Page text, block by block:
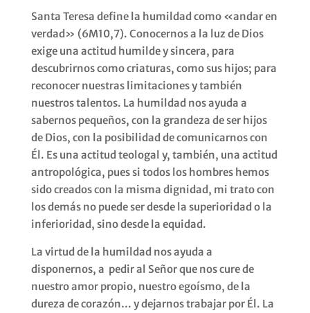
Santa Teresa define la humildad como «andar en
verdad» (6M10,7). Conocernos a la luz de Dios
exige una actitud humilde y sincera, para
descubrirnos como criaturas, como sus hijos; para
reconocer nuestras limitaciones y también
nuestros talentos. La humildad nos ayuda a
sabernos pequeños, con la grandeza de ser hijos
de Dios, con la posibilidad de comunicarnos con
Él. Es una actitud teologal y, también, una actitud
antropológica, pues si todos los hombres hemos
sido creados con la misma dignidad, mi trato con
los demás no puede ser desde la superioridad o la
inferioridad, sino desde la equidad.
La virtud de la humildad nos ayuda a
disponernos, a pedir al Señor que nos cure de
nuestro amor propio, nuestro egoísmo, de la
dureza de corazón… y dejarnos trabajar por Él. La